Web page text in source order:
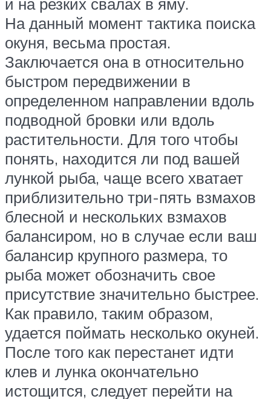
На данный момент тактика поиска
окуня, весьма простая.
Заключается она в относительно
быстром передвижении в
определенном направлении вдоль
подводной бровки или вдоль
растительности. Для того чтобы
понять, находится ли под вашей
лункой рыба, чаще всего хватает
приблизительно три-пять взмахов
блесной и нескольких взмахов
балансиром, но в случае если ваш
балансир крупного размера, то
рыба может обозначить свое
присутствие значительно быстрее.
Как правило, таким образом,
удается поймать несколько окуней.
После того как перестанет идти
клев и лунка окончательно
истощится, следует перейти на